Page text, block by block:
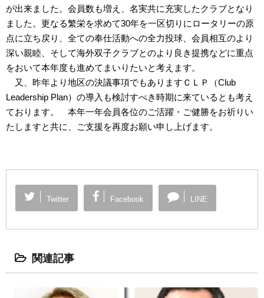
が出来ました。会員数も増え、名実共に充実したクラブとなり
ました。更なる繁栄を求めて30年を一区切りにロータリーの原
点に立ち戻り、全ての奉仕活動への全力投球、会員相互のより
深い親睦、そして海外双子クラブとのより良き提携などに重点
をおいて本年度も進めてまいりたいと考えます。
又、昨年より地区の決議事項でもありますＣＬＰ（Club
Leadership Plan）の導入も検討すべき時期に来ているとも考え
ております。 本年一年会員各位のご活躍・ご健勝をお祈りい
たしますと共に、ご支援を再度お願い申し上げます。
Twitter Facebook LINE
関連記事